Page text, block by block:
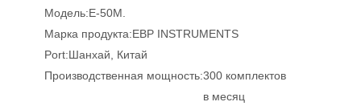
Модель:E-50M.
Марка продукта:EBP INSTRUMENTS
Port:Шанхай, Китай
Производственная мощность:300 комплектов
в месяц